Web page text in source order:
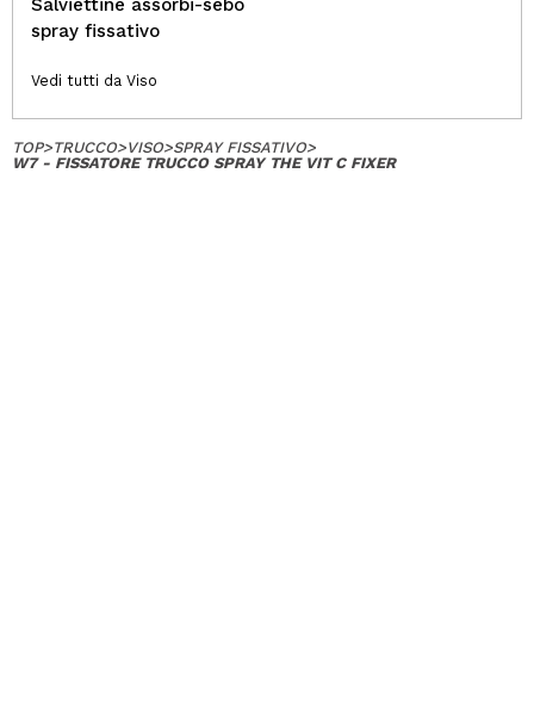
spray fissativo
Vedi tutti da Viso
TOP>TRUCCO>VISO>SPRAY FISSATIVO>
W7 - FISSATORE TRUCCO SPRAY THE VIT C FIXER